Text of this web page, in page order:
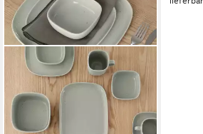
BLOMUS
Dessertteller -VAHLO-
Nachtischteller, Dessertplatte,
Design-Kuchenteller, Keramik,
robust, einzigartig